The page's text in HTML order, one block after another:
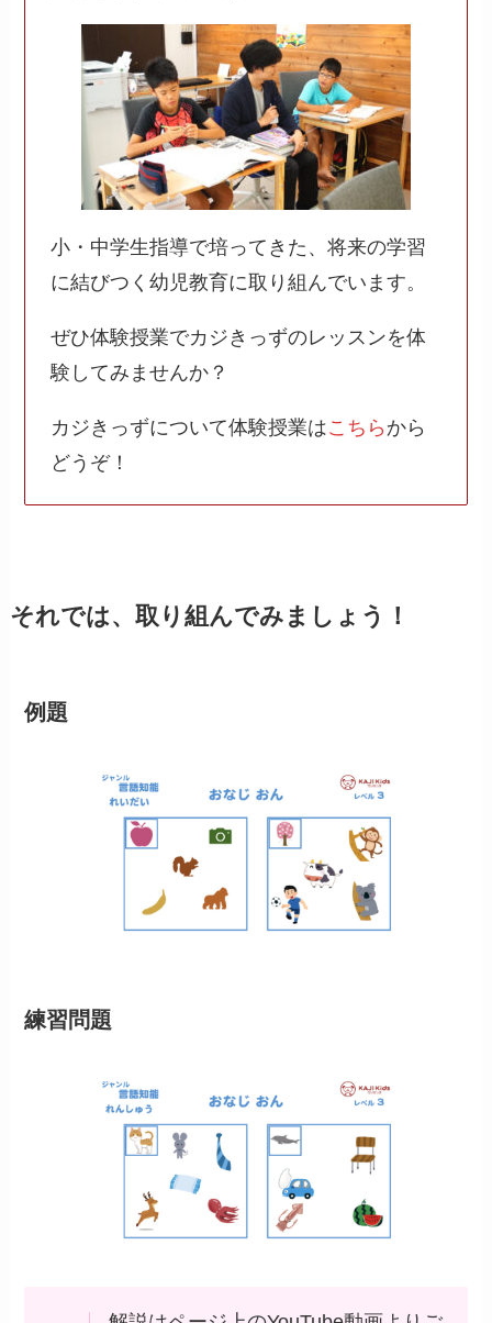
小・中学生指導で培ってきた、将来の学習
に結びつく幼児教育に取り組んでいます。
ぜひ体験授業でカジきっずのレッスンを体
験してみませんか？
カジきっずについて体験授業はこちら から
どうぞ！
それでは、取り組んでみましょう！
例題
練習問題